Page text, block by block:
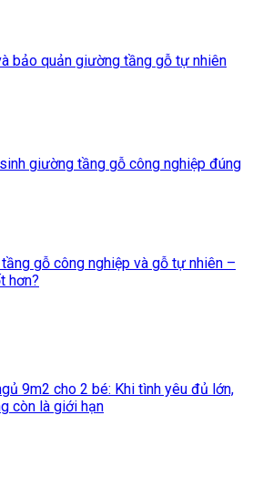
bảo quản giường tầng gỗ tự nhiên
giường tầng gỗ công nghiệp đúng
gỗ công nghiệp và gỗ tự nhiên –
hơn?
9m2 cho 2 bé: Khi tình yêu đủ lớn,
còn là giới hạn